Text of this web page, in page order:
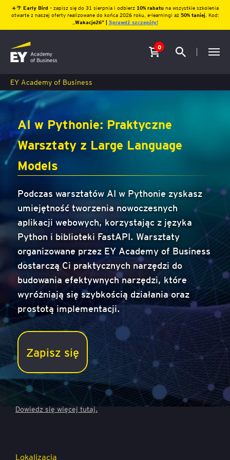
☀️🌴 Early Bird – zapisz się do 31 sierpnia i odbierz10% rabatu na wszystkie szkolenia
otwarte z naszej oferty realizowane do końca 2026 roku, e-learningi aż 50% taniej. Kod:
Wakacje26″ | Sprawdź szczegóły!
0
EY Academy of Business
AI w Pythonie: Praktyczne
Warsztaty z Large Language
Models
Podczas warsztatów AI w Pythonie zyskasz
umiejętność tworzenia nowoczesnych
aplikacji webowych, korzystając z języka
Python i biblioteki FastAPI. Warsztaty
organizowane przez EY Academy of Business
dostarczą Ci praktycznych narzędzi do
budowania efektywnych narzędzi, które
wyróżniają się szybkością działania oraz
prostotą implementacji.
Zapisz się
AI w Pythonie: Praktyczne Warsztaty z Large
Language Models
Cena
2 300 zł netto (2 829,00 zł brutto)
Na to szkolenie możesz uzyskać dofinansowanie z KFS.
Dowiedz się więcejtutaj.
Lokalizacja